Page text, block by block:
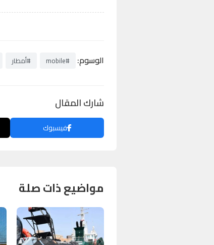
الوسوم: #mobile #أمطار
شارك المقال
فيسبوك
مواضيع ذات صلة